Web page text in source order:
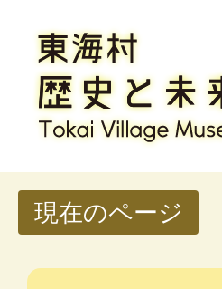
現在のページ